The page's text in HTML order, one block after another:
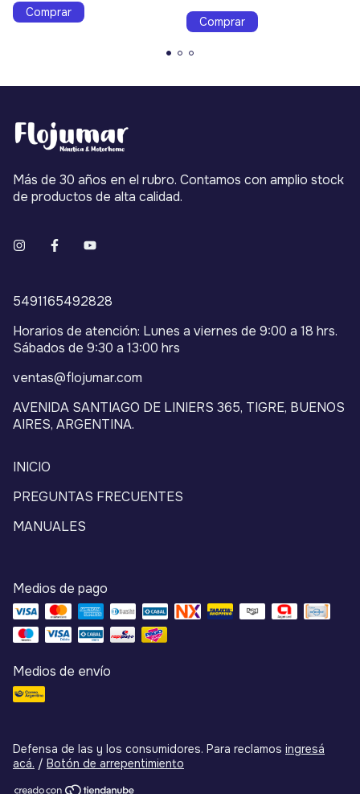
Más de 30 años en el rubro. Contamos con amplio stock
de productos de alta calidad.
5491165492828
Horarios de atención: Lunes a viernes de 9:00 a 18 hrs.
Sábados de 9:30 a 13:00 hrs
ventas@flojumar.com
AVENIDA SANTIAGO DE LINIERS 365, TIGRE, BUENOS
AIRES, ARGENTINA.
INICIO
PREGUNTAS FRECUENTES
MANUALES
Medios de pago
Medios de envío
Defensa de las y los consumidores. Para reclamos ingresá
acá. / Botón de arrepentimiento